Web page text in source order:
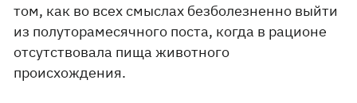
том, как во всех смыслах безболезненно выйти
из полуторамесячного поста, когда в рационе
отсутствовала пища животного
происхождения.